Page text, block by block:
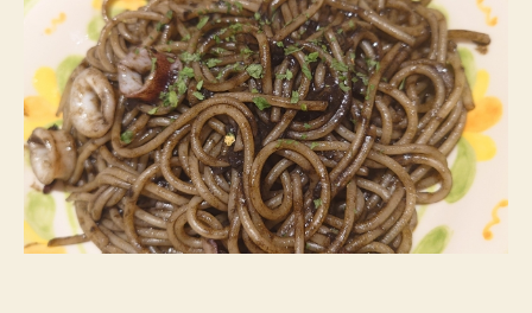
べ
る
フ
ォ
ル
ス
ク
ラ
イ
ン
と
フ
ォ
ル
ス
ク
ラ
ブ